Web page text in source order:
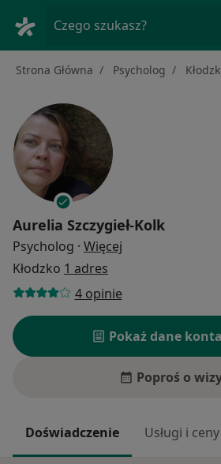
Czego szukasz?
Strona Główna Psycholog
Aurelia Szczygieł-Kolk
Psycholog · Więcej
Kłodzko 1 adres
4 opinie
Pokaż dane
Poproś o
Doświadczenie Usługi i ceny